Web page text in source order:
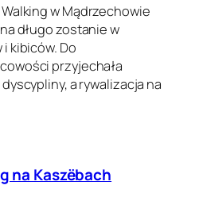
w Mądrzechowie
długo zostanie w
kibiców. Do
przyjechała
a rywalizacja na
na Kaszëbach